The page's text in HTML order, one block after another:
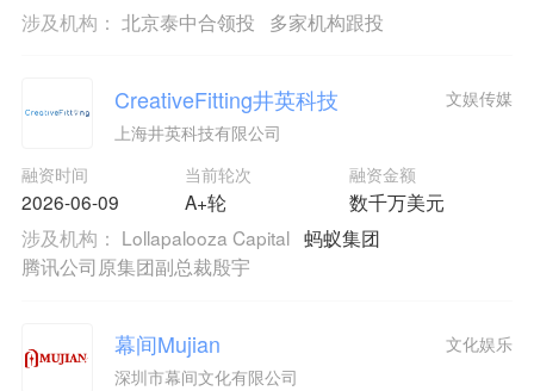
涉及机构： 北京泰中合领投 多家机构跟投
CreativeFitting井英科技
上海井英科技有限公司
融资时间
2026-06-09
当前轮次
A+轮
融资金额
数千万美元
文娱传媒
涉及机构： Lollapalooza Capital 蚂蚁集团
腾讯公司原集团副总裁殷宇
幕间Mujian
深圳市幕间文化有限公司
文化娱乐